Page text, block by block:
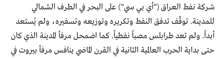
شركة نفط العراق ("أي بي سي") على البحر في الطرف الشمالي
للمدينة. توقّف تدفق النفط وتكريره وتوزيعه وتسفيره، ولم يُستعد
أبداً. ولم تعد طرابلس مصباً نفطياً. كما اضمحل مرفأ المدينة الذي كان
حتى بداية الحرب العالمية الثانية في القرن الماضي ينافس مرفأ بيروت في